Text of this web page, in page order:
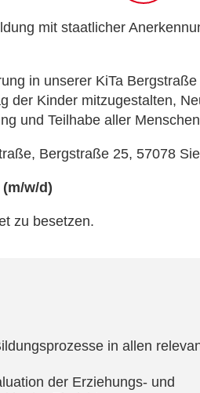
mit staatlicher
in unserer KiTa
der Kinder mitzugestalten,
und Teilhabe aller
Bergstraße 25, 57078
w/d)
zu besetzen.
in allen
der Erziehungs- und